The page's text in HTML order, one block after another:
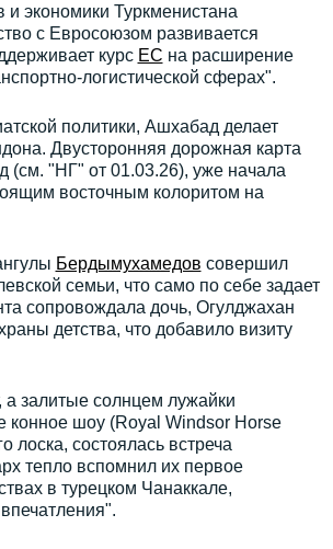
и экономики Туркменистана
с Евросоюзом развивается
курс ЕС на расширение
логистической сферах".
политики, Ашхабад делает
Двусторонняя дорожная карта
(см. "НГ" от 01.03.26), уже начала
восточным колоритом на
Бердымухамедов совершил
семьи, что само по себе задает
сопровождала дочь, Огулджахан
детства, что добавило визиту
а залитые солнцем лужайки
конное шоу (Royal Windsor Horse
лоска, состоялась встреча
тепло вспомнил их первое
в турецком Чанаккале,